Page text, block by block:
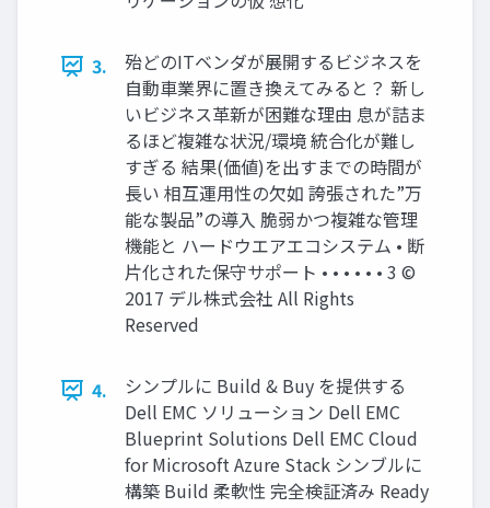
3.
殆どのITベンダが展開するビジネスを
⾃動⾞業界に置き換えてみると？ 新し
いビジネス⾰新が困難な理由 息が詰ま
るほど複雑な状況/環境 統合化が難し
すぎる 結果(価値)を出すまでの時間が
⻑い 相互運⽤性の⽋如 誇張された”万
能な製品”の導⼊ 脆弱かつ複雑な管理
機能と ハードウエアエコシステム • 断
⽚化された保守サポート • • • • • • 3 ©
2017 デル株式会社 All Rights
Reserved
4.
シンプルに Build & Buy を提供する
Dell EMC ソリューション Dell EMC
Blueprint Solutions Dell EMC Cloud
for Microsoft Azure Stack シンブルに
構築 Build 柔軟性 完全検証済み Ready